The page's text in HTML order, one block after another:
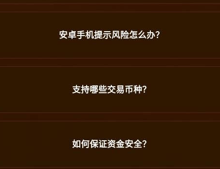
安卓手机提示风险怎么办？
支持哪些交易币种？
如何保证资金安全？